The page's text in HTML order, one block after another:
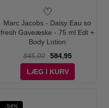
Marc Jacobs - Daisy Eau so
fresh Gaveæske - 75 ml Edt +
Body Lotion
845,00
584,95
LÆG I KURV
-54%